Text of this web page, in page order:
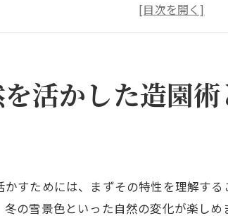
瑞穂町ならではの気候に合った庭作り
持続可能な造園を目指すためのポイ
プロが教える庭のメンテナンス方法
京都西多摩郡瑞穂町での庭作り四季折
秋の紅葉を活かした庭デザイン
冬の庭を彩る常緑植物の選び方
活かした造園
すためには、まずその特性を理解す
の雪景色といった自然の変化が楽し